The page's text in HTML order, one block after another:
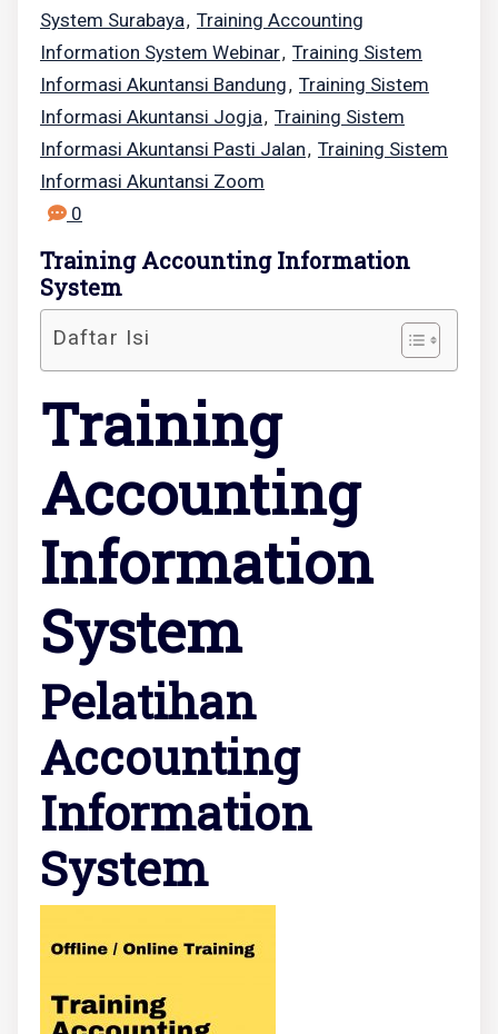
System Surabaya, Training Accounting
Information System Webinar, Training Sistem
Informasi Akuntansi Bandung, Training Sistem
Informasi Akuntansi Jogja, Training Sistem
Informasi Akuntansi Pasti Jalan, Training Sistem
Informasi Akuntansi Zoom
0
Training Accounting Information
System
Daftar Isi
Training
Accounting
Information
System
Pelatihan
Accounting
Information
System